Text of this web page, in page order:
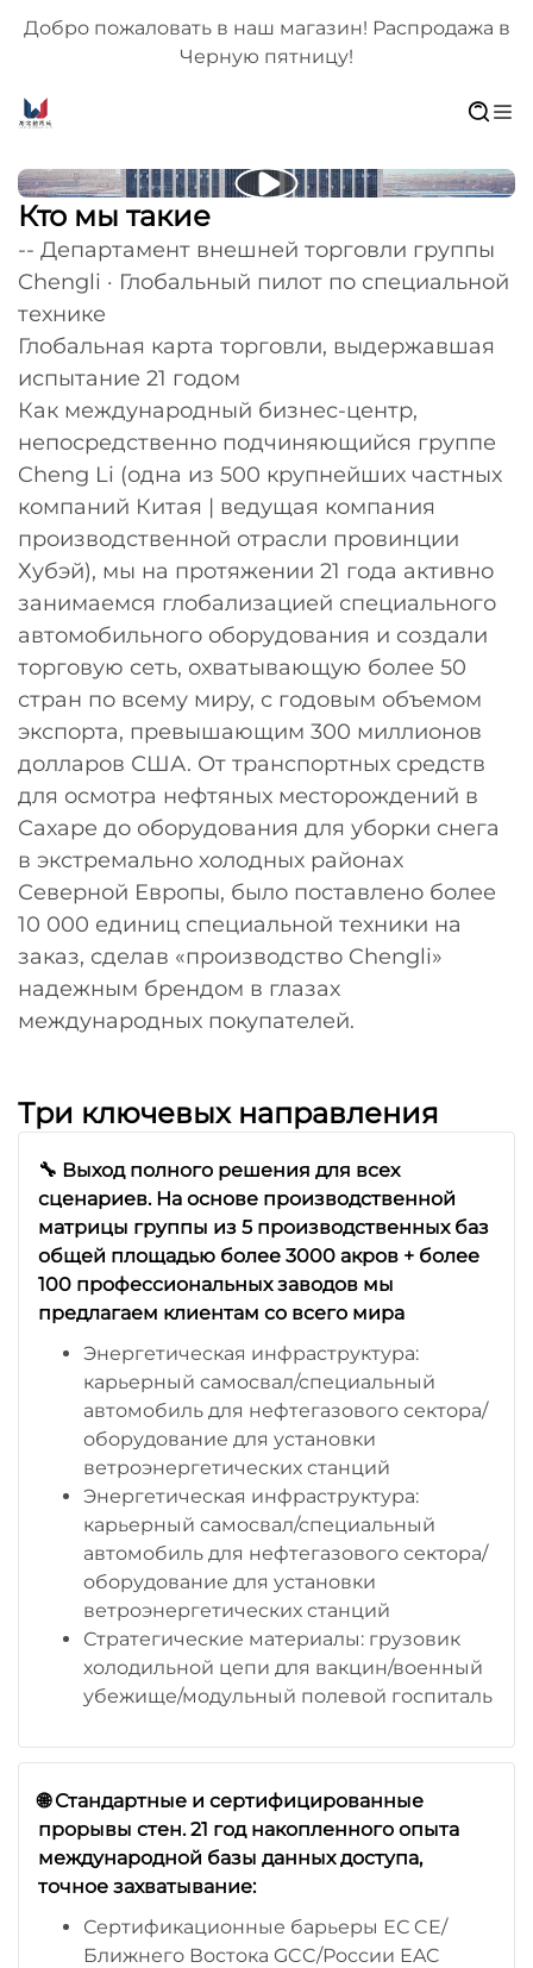
Добро пожаловать в наш магазин! Распродажа в
Черную пятницу!
Кто мы такие
-- Департамент внешней торговли группы
Chengli · Глобальный пилот по специальной
технике
Глобальная карта торговли, выдержавшая
испытание 21 годом
Как международный бизнес-центр,
непосредственно подчиняющийся группе
Cheng Li (одна из 500 крупнейших частных
компаний Китая | ведущая компания
производственной отрасли провинции
Хубэй), мы на протяжении 21 года активно
занимаемся глобализацией специального
автомобильного оборудования и создали
торговую сеть, охватывающую более 50
стран по всему миру, с годовым объемом
экспорта, превышающим 300 миллионов
долларов США. От транспортных средств
для осмотра нефтяных месторождений в
Сахаре до оборудования для уборки снега
в экстремально холодных районах
Северной Европы, было поставлено более
10 000 единиц специальной техники на
заказ, сделав «производство Chengli»
надежным брендом в глазах
международных покупателей.
Три ключевых направления
🔧 Выход полного решения для всех
сценариев. На основе производственной
матрицы группы из 5 производственных баз
общей площадью более 3000 акров + более
100 профессиональных заводов мы
предлагаем клиентам со всего мира
Энергетическая инфраструктура:
карьерный самосвал/специальный
автомобиль для нефтегазового сектора/
оборудование для установки
ветроэнергетических станций
Энергетическая инфраструктура:
карьерный самосвал/специальный
автомобиль для нефтегазового сектора/
оборудование для установки
ветроэнергетических станций
Стратегические материалы: грузовик
холодильной цепи для вакцин/военный
убежище/модульный полевой госпиталь
🌐 Стандартные и сертифицированные
прорывы стен. 21 год накопленного опыта
международной базы данных доступа,
точное захватывание:
Сертификационные барьеры ЕС CE/
Ближнего Востока GCC/России EAC